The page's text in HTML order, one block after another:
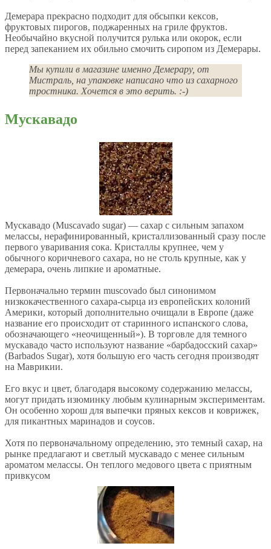
Демерара прекрасно подходит для обсыпки кексов,
фруктовых пирогов, поджаренных на гриле фруктов.
Необычайно вкусной получится рулька или окорок, если
перед запеканием их обильно смочить сиропом из Демерары.
Мы купили в магазине именно Демерару, от
Мистраль, на упаковке написано что из сахарного
тростника. Хочется в это верить. :-)
Мускавадо
Мускавадо (Muscavado sugar) — сахар с сильным запахом
мелассы, нерафинированный, кристаллизованный сразу после
первого уваривания сока. Кристаллы крупнее, чем у
обычного коричневого сахара, но не столь крупные, как у
демерара, очень липкие и ароматные.
Первоначально термин muscovado был синонимом
низкокачественного сахара-сырца из европейских колоний
Америки, который дополнительно очищали в Европе (даже
название его происходит от старинного испанского слова,
обозначающего «неочищенный»). В торговле для темного
мускавадо часто используют название «барбадосский сахар»
(Barbados Sugar), хотя большую его часть сегодня производят
на Маврикии.
Его вкус и цвет, благодаря высокому содержанию мелассы,
могут придать изюминку любым кулинарным экспериментам.
Он особенно хорош для выпечки пряных кексов и коврижек,
для пикантных маринадов и соусов.
Хотя по первоначальному определению, это темный сахар, на
рынке предлагают и светлый мускавадо с менее сильным
ароматом мелассы. Он теплого медового цвета с приятным
привкусом